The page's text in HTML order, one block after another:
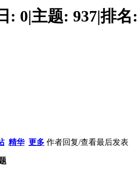
: 0|主题: 937|排名:
精华 更多 作者回复/查看最后发表